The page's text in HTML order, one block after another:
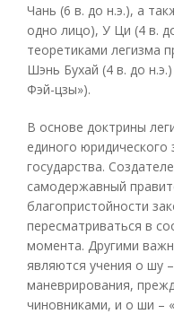
Чань (6 в. до н.э.), а
одно лицо), У Ци (4 в.
теоретиками легизма
Шэнь Бухай (4 в. до
Фэй-цзы»).
В основе доктрины
единого
государства.
самодержавный
благопристойности
пересматриваться в
момента. Другими
являются учения о шу
маневрирования,
чиновниками, и о ши –